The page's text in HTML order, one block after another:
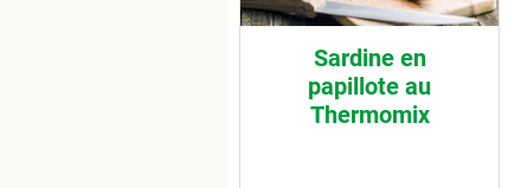
Sardine en
papillote au
Thermomix